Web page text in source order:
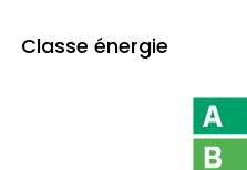
Classe énergie